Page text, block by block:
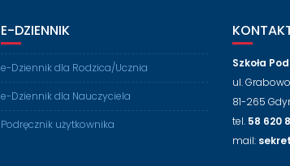
E-DZIENNIK
e-Dziennik dla Rodzica/Ucznia
e-Dziennik dla Nauczyciela
Podręcznik użytkownika
Szkoła
ul.
81-265
tel. 58 620
mail: